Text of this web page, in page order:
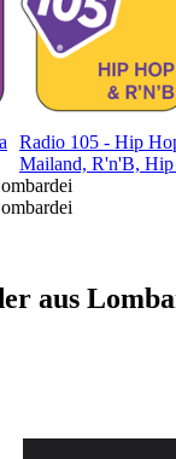
Radio 105 - Hip
Mailand, R'n'B,
aus